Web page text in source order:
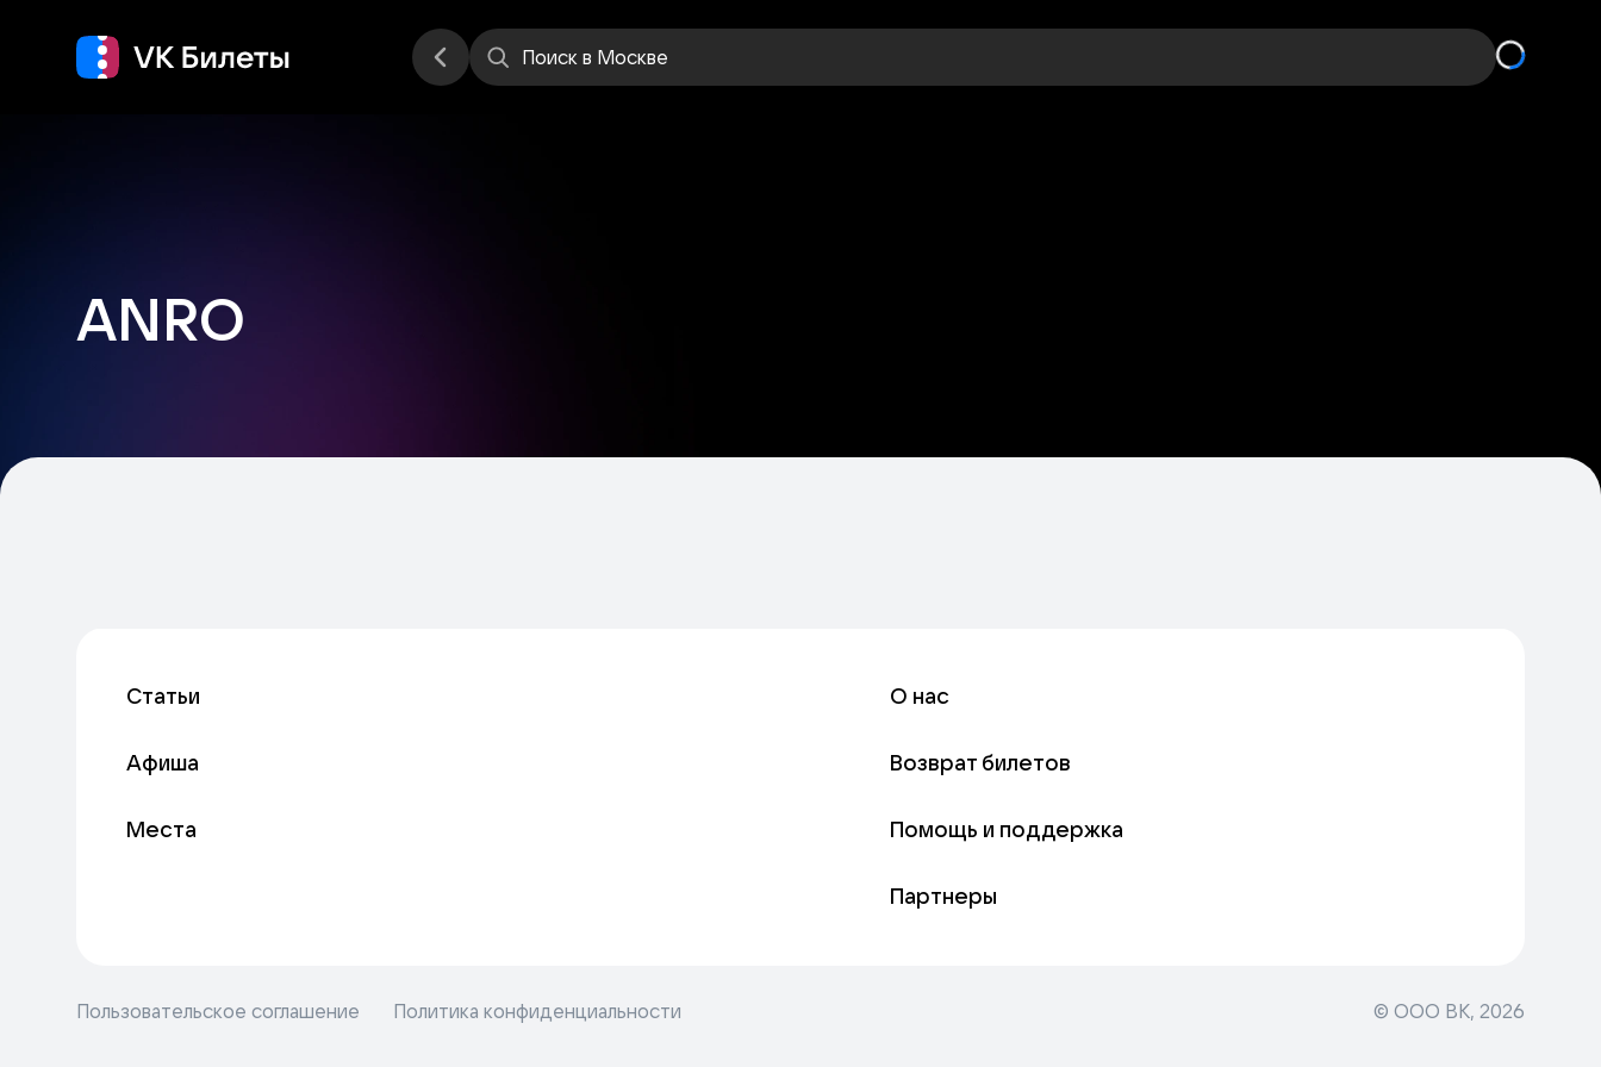
Поиск в Москве
ANRO
Статьи
Афиша
Места
О нас
Возврат билетов
Помощь и поддержка
Партнеры
Пользовательское соглашение Политика конфиденциальности © ООО ВК, 2026